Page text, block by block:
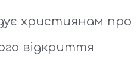
християнам про
відкриття